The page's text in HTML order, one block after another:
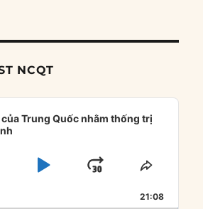
NCQT
Trung Quốc nhằm thống trị
PLAYJUMP
FORWARD
SHARE
21:08